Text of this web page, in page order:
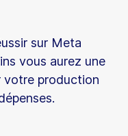
sur Meta
vous aurez une
votre production